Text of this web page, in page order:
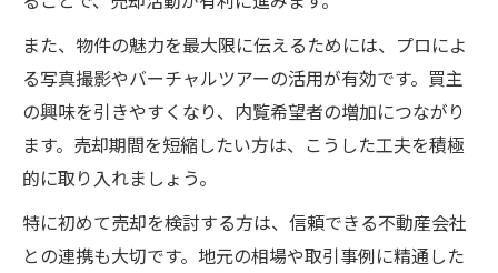
また、物件の魅力を最大限に伝えるためには、プロによ
る写真撮影やバーチャルツアーの活用が有効です。買主
の興味を引きやすくなり、内覧希望者の増加につながり
ます。売却期間を短縮したい方は、こうした工夫を積極
的に取り入れましょう。
特に初めて売却を検討する方は、信頼できる不動産会社
との連携も大切です。地元の相場や取引事例に精通した